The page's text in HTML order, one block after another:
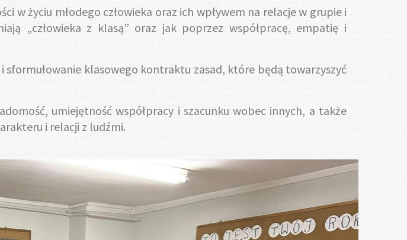
w życiu młodego człowieka oraz ich wpływem na relacje w grupie i
„człowieka z klasą” oraz jak poprzez współpracę, empatię i
sformułowanie klasowego kontraktu zasad, które będą towarzyszyć
umiejętność współpracy i szacunku wobec innych, a także
i relacji z ludźmi.